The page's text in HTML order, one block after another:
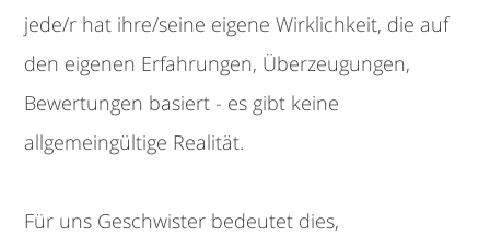
jede/r hat ihre/seine eigene Wirklichkeit, die auf
den eigenen Erfahrungen, Überzeugungen,
Bewertungen basiert - es gibt keine
allgemeingültige Realität.
Für uns Geschwister bedeutet dies,